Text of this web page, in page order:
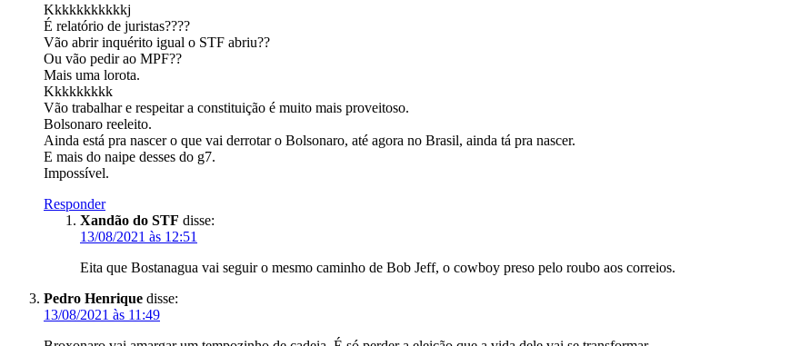
Kkkkkkkkkkkj
É relatório de juristas????
Vão abrir inquérito igual o STF abriu??
Ou vão pedir ao MPF??
Mais uma lorota.
Kkkkkkkkk
Vão trabalhar e respeitar a constituição é muito mais proveitoso.
Bolsonaro reeleito.
Ainda está pra nascer o que vai derrotar o Bolsonaro, até agora no Brasil, ainda tá pra nascer.
E mais do naipe desses do g7.
Impossível.
Responder
Xandão do STF disse:
13/08/2021 às 12:51
Eita que Bostanagua vai seguir o mesmo caminho de Bob Jeff, o cowboy preso pelo roubo aos correios.
Pedro Henrique disse:
13/08/2021 às 11:49